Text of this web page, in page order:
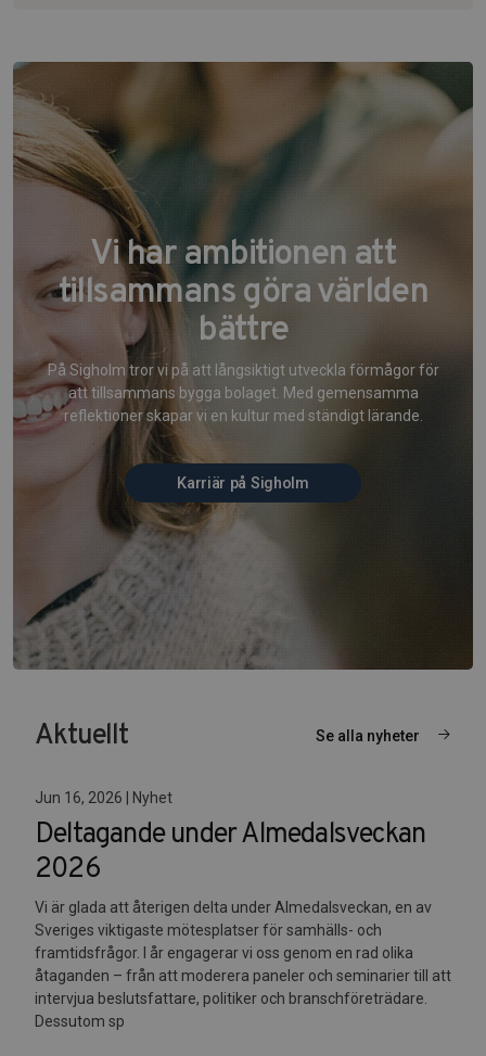
Vi har ambitionen att
tillsammans göra världen
bättre
På Sigholm tror vi på att långsiktigt utveckla förmågor för
att tillsammans bygga bolaget. Med gemensamma
reflektioner skapar vi en kultur med ständigt lärande.
Karriär på Sigholm
Aktuellt Se alla nyheter
Jun 16, 2026 | Nyhet
Deltagande under Almedalsveckan
2026
Vi är glada att återigen delta under Almedalsveckan, en av
Sveriges viktigaste mötesplatser för samhälls- och
framtidsfrågor. I år engagerar vi oss genom en rad olika
åtaganden – från att moderera paneler och seminarier till att
intervjua beslutsfattare, politiker och branschföreträdare.
Dessutom sp